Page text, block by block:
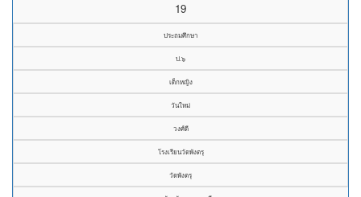
19
ประถมศึกษา
ป.๖
เด็กหญิง
วันใหม่
วงศ์ดี
โรงเรียนวัดพังตรุ
วัดพังตรุ